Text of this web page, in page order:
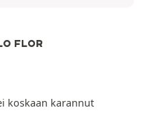
FLOR
koskaan karannut